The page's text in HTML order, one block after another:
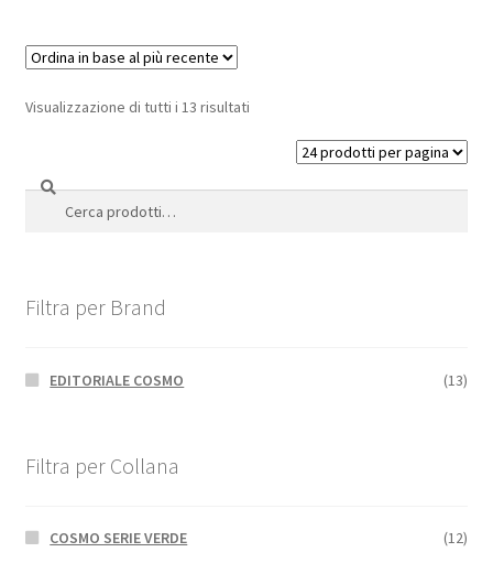
Visualizzazione di tutti i 13 risultati
Cerca:
Cerca
Filtra per Brand
EDITORIALE COSMO (13)
Filtra per Collana
COSMO SERIE VERDE
(12)